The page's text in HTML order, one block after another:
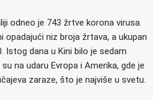
odneo je 743 žrtve korona virusa.
opadajući niz broja žrtava, a ukupan
Istog dana u Kini bilo je sedam
na udaru Evropa i Amerika, gde je
zaraze, što je najviše u svetu.